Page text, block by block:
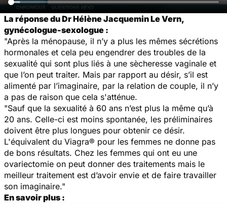
La réponse du Dr Hélène Jacquemin Le Vern,
gynécologue-sexologue :
"Après la ménopause, il n’y a plus les mêmes sécrétions
hormonales et cela peu engendrer des troubles de la
sexualité qui sont plus liés à une sècheresse vaginale et
que l’on peut traiter. Mais par rapport au désir, s’il est
alimenté par l’imaginaire, par la relation de couple, il n’y
a pas de raison que cela s'atténue.
"Sauf que la sexualité à 60 ans n’est plus la même qu’à
20 ans. Celle-ci est moins spontanée, les préliminaires
doivent être plus longues pour obtenir ce désir.
L'équivalent du Viagra® pour les femmes ne donne pas
de bons résultats. Chez les femmes qui ont eu une
ovariectomie on peut donner des traitements mais le
meilleur traitement est d’avoir envie et de faire travailler
son imaginaire."
En savoir plus :